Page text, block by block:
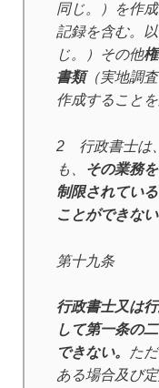
同じ。）を作
記録を含む。
じ。）その他
書類（実地調
作成することを
2 行政書士は
も、
その業務
制限されてい
ことができない
第十九条
行政書士又は
して第一条の
できない。
た
ある場合及び